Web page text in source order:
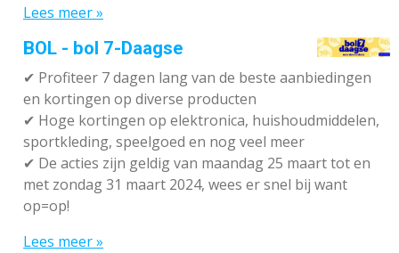
Lees meer »
BOL - bol 7-Daagse
✔ Profiteer 7 dagen lang van de beste aanbiedingen
en kortingen op diverse producten
✔ Hoge kortingen op elektronica, huishoudmiddelen,
sportkleding, speelgoed en nog veel meer
✔ De acties zijn geldig van maandag 25 maart tot en
met zondag 31 maart 2024, wees er snel bij want
op=op!
Lees meer »